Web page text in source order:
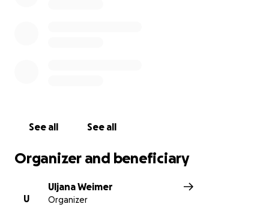
See all See all
Organizer and beneficiary
U
Uljana Weimer
Organizer